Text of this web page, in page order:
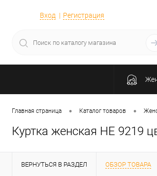
Вход Регистрация
Главная страница • Каталог товаров •
Куртка женская HE 9219
ВЕРНУТЬСЯ В РАЗДЕЛ ОБЗОР ТОВАРА